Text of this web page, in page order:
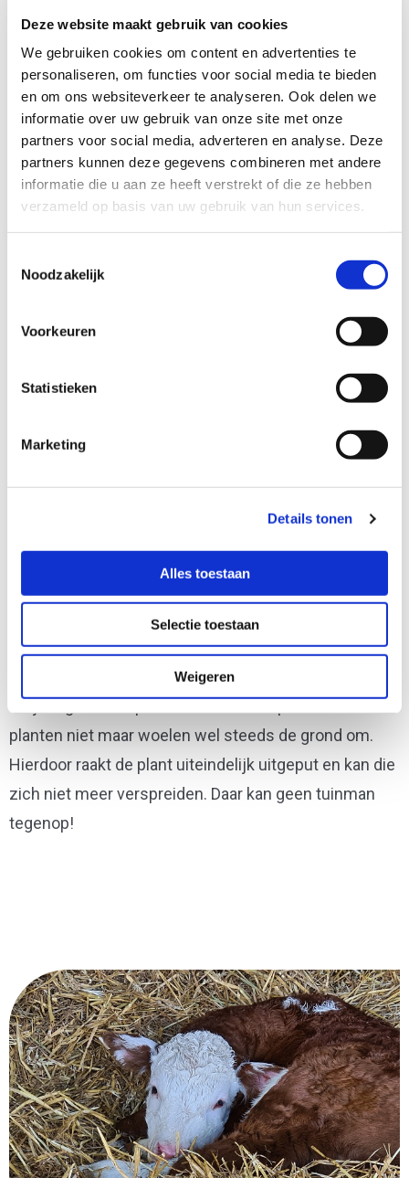
Deze website maakt gebruik van cookies
We gebruiken cookies om content en advertenties te
personaliseren, om functies voor social media te bieden
en om ons websiteverkeer te analyseren. Ook delen we
informatie over uw gebruik van onze site met onze
partners voor social media, adverteren en analyse. Deze
partners kunnen deze gegevens combineren met andere
informatie die u aan ze heeft verstrekt of die ze hebben
verzameld op basis van uw gebruik van hun services.
Noodzakelijk
Voorkeuren
Statistieken
Marketing
Details tonen
Alles toestaan
Selectie toestaan
Weigeren
lees je op hunsite.
De varkens van Hof de Eendragt spelen ook een rol bij
het bevorderen van biodiversiteit op
bedrijventerreinen. Geen voor de hand liggende
combinatie, maar in de Kanaalzone tussen Gent (BE)
en Terneuzen kun je ze tegenkomen op het terrein
van de kunstmestfabriek. Ze helpen daar mee in de
planten niet maar woelen wel steeds de grond om.
Hierdoor raakt de plant uiteindelijk uitgeput en kan die
zich niet meer verspreiden. Daar kan geen tuinman
tegenop!